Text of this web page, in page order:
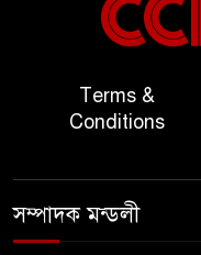
Terms &
Conditions
সম্পাদক মন্ডলী